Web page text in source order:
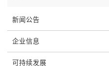
新闻公告
企业信息
可持续发展